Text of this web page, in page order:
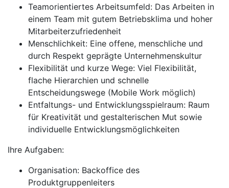
Teamorientiertes Arbeitsumfeld: Das Arbeiten in
einem Team mit gutem Betriebsklima und hoher
Mitarbeiterzufriedenheit
Menschlichkeit: Eine offene, menschliche und
durch Respekt geprägte Unternehmenskultur
Flexibilität und kurze Wege: Viel Flexibilität,
flache Hierarchien und schnelle
Entscheidungswege (Mobile Work möglich)
Entfaltungs- und Entwicklungsspielraum: Raum
für Kreativität und gestalterischen Mut sowie
individuelle Entwicklungsmöglichkeiten
Ihre Aufgaben:
Organisation: Backoffice des
Produktgruppenleiters